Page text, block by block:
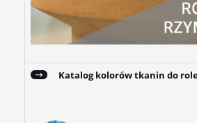
Katalog kolorów tkanin do